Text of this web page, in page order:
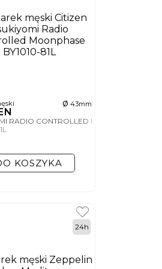
Fossil czy Smarth.
będzie tylko
ø 43mm
RADIO CONTROLLED MOONPHASE
KOSZYKA
24h